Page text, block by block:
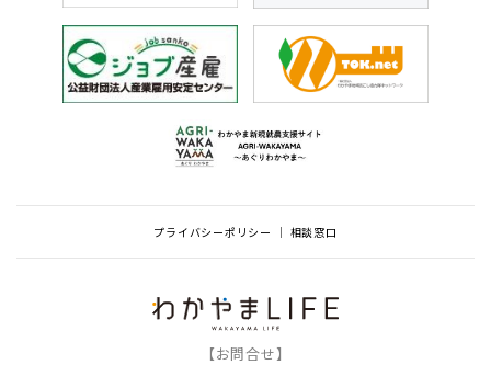
プライバシーポリシー 相談窓口
【お問合せ】